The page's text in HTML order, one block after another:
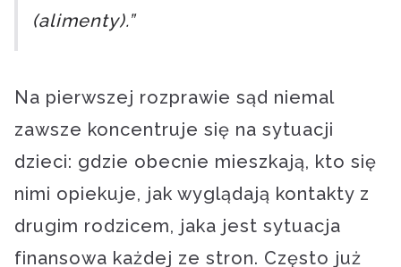
(alimenty).”
Na pierwszej rozprawie sąd niemal
zawsze koncentruje się na sytuacji
dzieci: gdzie obecnie mieszkają, kto się
nimi opiekuje, jak wyglądają kontakty z
drugim rodzicem, jaka jest sytuacja
finansowa każdej ze stron. Często już